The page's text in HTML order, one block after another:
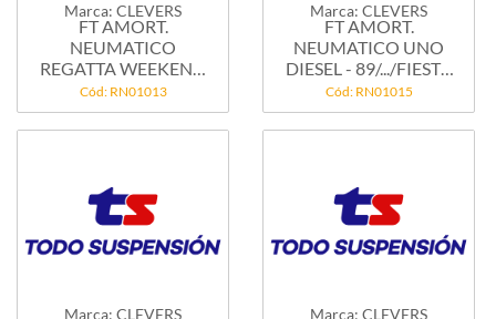
Marca: CLEVERS
FT AMORT.
NEUMATICO
REGATTA WEEKEND
-. ../93 GAS -...
Cód: RN01013
Marca: CLEVERS
FT AMORT.
NEUMATICO UNO
DIESEL - 89/.../FIESTA
-...
Cód: RN01015
Marca: CLEVERS Marca: CLEVERS